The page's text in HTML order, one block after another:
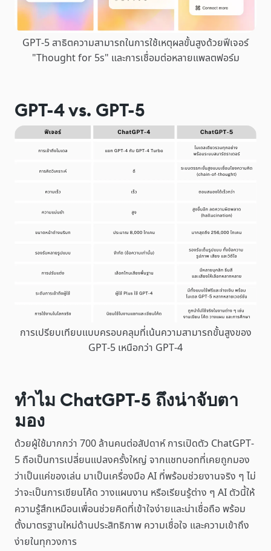
GPT-5 สาธิตความสามารถในการใช้เหตุผลขั้นสูงด้วยฟีเจอร์
"Thought for 5s" และการเชื่อมต่อหลายแพลตฟอร์ม
GPT-4 vs. GPT-5
การเปรียบเทียบแบบครอบคลุมที่เน้นความสามารถขั้นสูงของ
GPT-5 เหนือกว่า GPT-4
ทำไม ChatGPT-5 ถึงน่าจับตา
มอง
ด้วยผู้ใช้มากกว่า 700 ล้านคนต่อสัปดาห์ การเปิดตัว ChatGPT-
5 ถือเป็นการเปลี่ยนแปลงครั้งใหญ่ จากแชทบอทที่เคยถูกมอง
ว่าเป็นแค่ของเล่น มาเป็นเครื่องมือ AI ที่พร้อมช่วยงานจริง ๆ ไม่
ว่าจะเป็นการเขียนโค้ด วางแผนงาน หรือเรียนรู้ต่าง ๆ AI ตัวนี้ให้
ความรู้สึกเหมือนเพื่อนช่วยคิดที่เข้าใจง่ายและน่าเชื่อถือ พร้อม
ตั้งมาตรฐานใหม่ด้านประสิทธิภาพ ความเชื่อใจ และความเข้าถึง
ง่ายในทุกวงการ